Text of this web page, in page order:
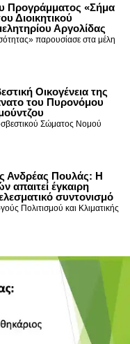
Προγράμματος «Σήμα
Διοικητικού
Αργολίδας
παρουσίασε στα μέλη
Οικογένεια της
του Πυρονόμου
Σώματος Νομού
Ανδρέας Πουλάς: Η
απαιτεί έγκαιρη
συντονισμό
Πολιτισμού και Κλιματικής